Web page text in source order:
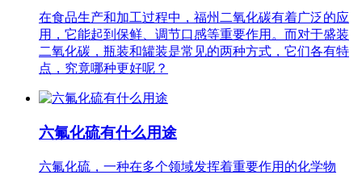
在食品生产和加工过程中，福州二氧化碳有着广泛的应
用，它能起到保鲜、调节口感等重要作用。而对于盛装
二氧化碳，瓶装和罐装是常见的两种方式，它们各有特
点，究竟哪种更好呢？
六氟化硫有什么用途
六氟化硫，一种在多个领域发挥着重要作用的化学物